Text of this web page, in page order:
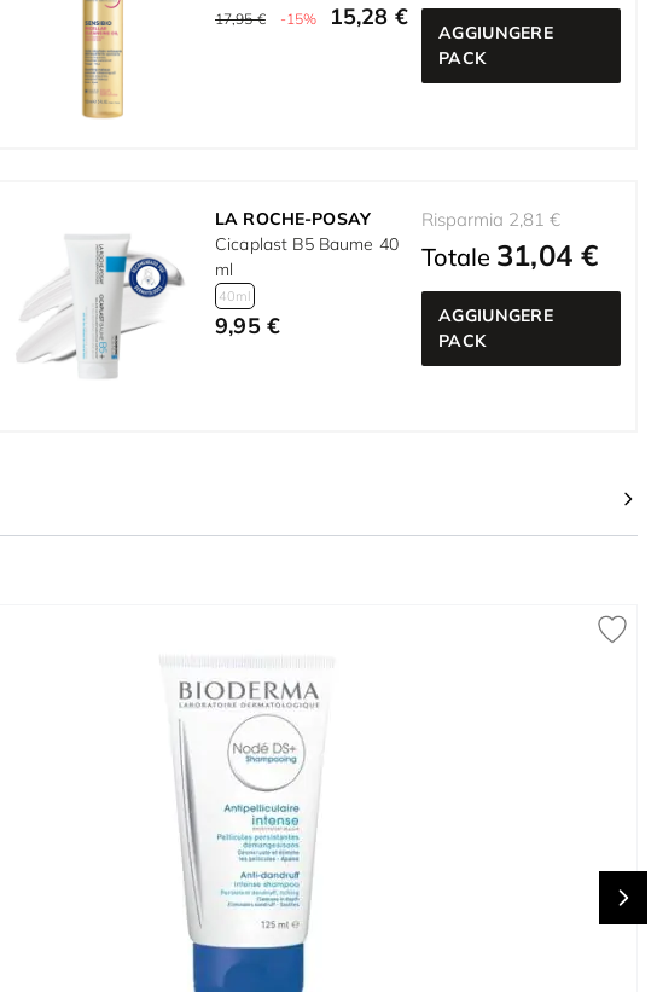
17,95 € -15% 15,28 €
AGGIUNGERE
PACK
LA ROCHE-POSAY
Cicaplast B5 Baume 40
ml
40ml
9,95 €
Risparmia 2,81 €
Totale 31,04 €
AGGIUNGERE
PACK